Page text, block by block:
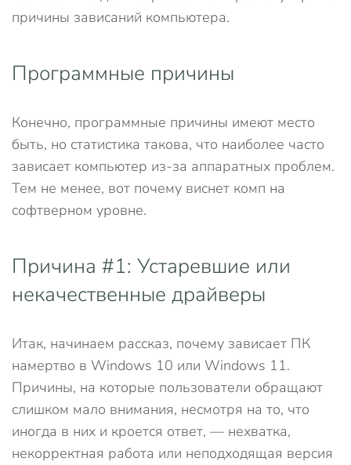
причины зависаний компьютера.
Программные причины
Конечно, программные причины имеют место
быть, но статистика такова, что наиболее часто
зависает компьютер из-за аппаратных проблем.
Тем не менее, вот почему виснет комп на
софтверном уровне.
Причина #1: Устаревшие или
некачественные драйверы
Итак, начинаем рассказ, почему зависает ПК
намертво в Windows 10 или Windows 11.
Причины, на которые пользователи обращают
слишком мало внимания, несмотря на то, что
иногда в них и кроется ответ, — нехватка,
некорректная работа или неподходящая версия